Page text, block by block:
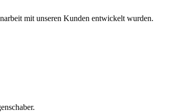
mit unseren Kunden entwickelt wurden.